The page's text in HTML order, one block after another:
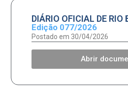
DIÁRIO OFICIAL DE RIO
Edição 077/2026
Postado em 30/04/2026
Abrir